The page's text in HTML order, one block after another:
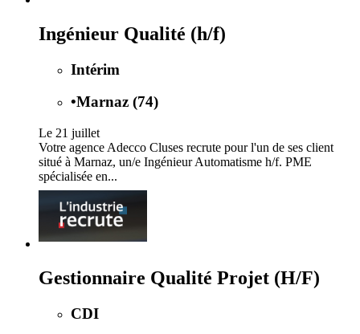
Ingénieur Qualité (h/f)
Intérim
•Marnaz (74)
Le 21 juillet
Votre agence Adecco Cluses recrute pour l'un de ses client
situé à Marnaz, un/e Ingénieur Automatisme h/f. PME
spécialisée en...
Gestionnaire Qualité Projet (H/F)
CDI